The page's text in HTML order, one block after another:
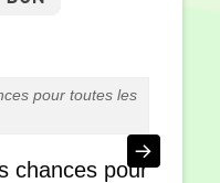
pour toutes les
chances pour